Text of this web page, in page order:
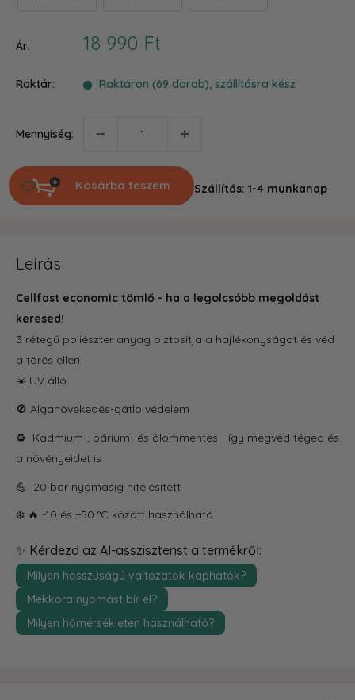
Ár:
Akciós
18 990 Ft
Raktár: Raktáron (69 darab), szállításra kész
Mennyiség:
Kosárba teszem Szállítás: 1-4 munkanap
Leírás
Cellfast economic tömlő - ha a legolcsóbb megoldást
keresed!
3 rétegű poliészter anyag biztosítja a hajlékonyságot és véd
a törés ellen
☀️ UV álló
🚫 Alganövekedés-gátló védelem
♻️ Kadmium-, bárium- és ólommentes - így megvéd téged és
a növényeidet is
💪 20 bar nyomásig hitelesített
❄️ 🔥 -10 és +50 °C között használható
✨ Kérdezd az AI-asszisztenst a termékről:
Milyen hosszúságú változatok kaphatók?
Mekkora nyomást bír el?
Milyen hőmérsékleten használható?